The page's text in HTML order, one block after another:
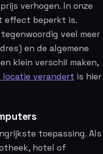
verhogen. In onze
effect beperkt is.
veel meer
en de algemene
klein verschil maken,
locatie verandert is hier
toepassing. Als
hotel of